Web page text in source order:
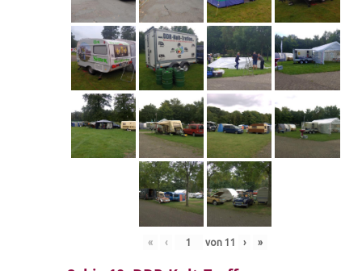
« ‹ von 11 › »